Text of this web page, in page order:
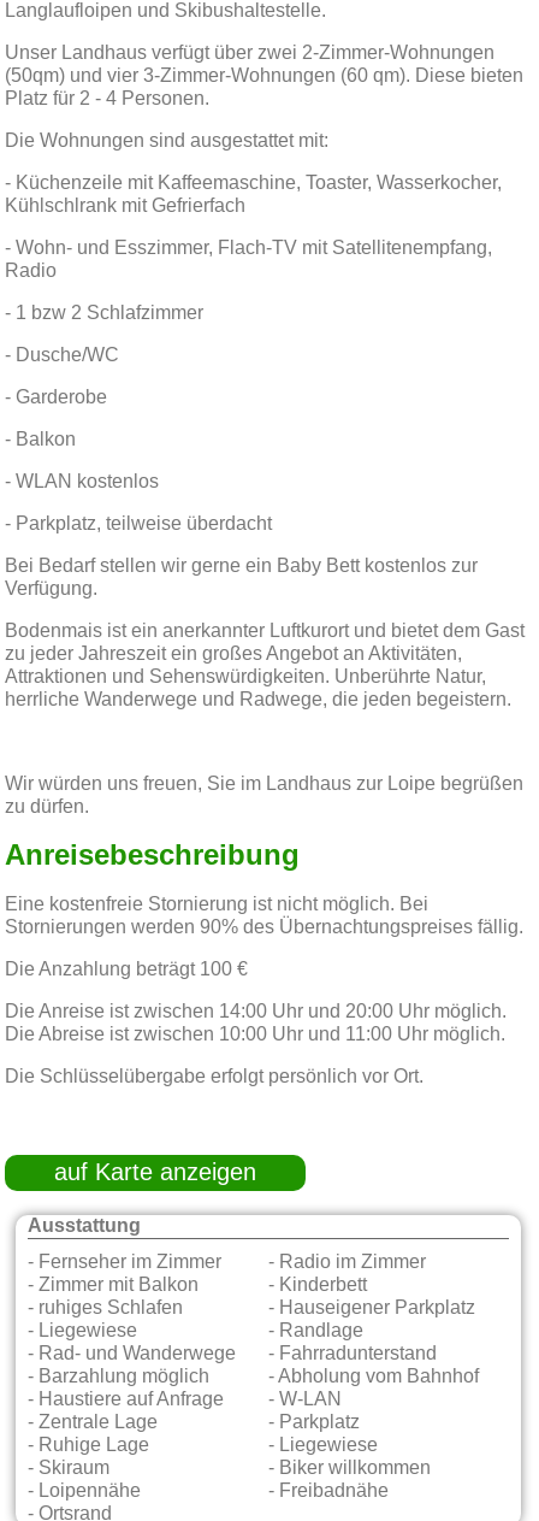
Langlaufloipen und Skibushaltestelle.
Unser Landhaus verfügt über zwei 2-Zimmer-Wohnungen
(50qm) und vier 3-Zimmer-Wohnungen (60 qm). Diese bieten
Platz für 2 - 4 Personen.
Die Wohnungen sind ausgestattet mit:
- Küchenzeile mit Kaffeemaschine, Toaster, Wasserkocher,
Kühlschlrank mit Gefrierfach
- Wohn- und Esszimmer, Flach-TV mit Satellitenempfang,
Radio
- 1 bzw 2 Schlafzimmer
- Dusche/WC
- Garderobe
- Balkon
- WLAN kostenlos
- Parkplatz, teilweise überdacht
Bei Bedarf stellen wir gerne ein Baby Bettkostenlos zur
Verfügung.
Bodenmais ist ein anerkannter Luftkurort und bietet dem Gast
zu jeder Jahreszeit ein großes Angebot an Aktivitäten,
Attraktionen und Sehenswürdigkeiten. Unberührte Natur,
herrliche Wanderwege und Radwege, die jeden begeistern.
Wir würden uns freuen, Sie im Landhaus zur Loipe begrüßen
zu dürfen.
Anreisebeschreibung
Eine kostenfreie Stornierung ist nicht möglich. Bei
Stornierungen werden 90% des Übernachtungspreises fällig.
Die Anzahlung beträgt 100 €
Die Anreise ist zwischen 14:00 Uhr und 20:00 Uhr möglich.
Die Abreise ist zwischen 10:00 Uhr und 11:00 Uhr möglich.
Die Schlüsselübergabe erfolgt persönlich vor Ort.
auf Karte anzeigen
Ausstattung
- Fernseher im Zimmer
- Radio im Zimmer
- Zimmer mit Balkon
- Kinderbett
- ruhiges Schlafen
- Hauseigener Parkplatz
- Liegewiese
- Randlage
- Rad- und Wanderwege
- Fahrradunterstand
- Barzahlung möglich
- Abholung vom Bahnhof
- Haustiere auf Anfrage
- W-LAN
- Zentrale Lage
- Parkplatz
- Ruhige Lage
- Liegewiese
- Skiraum
- Biker willkommen
- Loipennähe
- Freibadnähe
- Ortsrand